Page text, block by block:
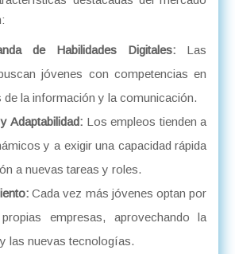
de Habilidades Digitales: Las
jóvenes con competencias en
la información y la comunicación.
Adaptabilidad:Los empleos tienden a
y a exigir una capacidad rápida
a nuevas tareas y roles.
Cada vez más jóvenes optan por
empresas, aprovechando la
las nuevas tecnologías.